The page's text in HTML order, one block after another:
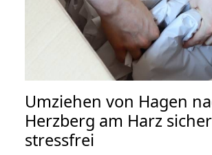
Umziehen von Hagen
Herzberg am Harz
stressfrei